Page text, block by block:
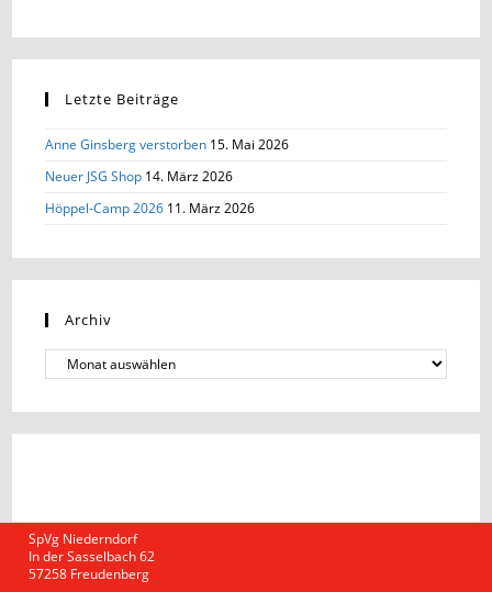
Letzte Beiträge
Anne Ginsberg verstorben 15. Mai 2026
Neuer JSG Shop 14. März 2026
Höppel-Camp 2026 11. März 2026
Archiv
SpVg Niederndorf
In der Sasselbach 62
57258 Freudenberg